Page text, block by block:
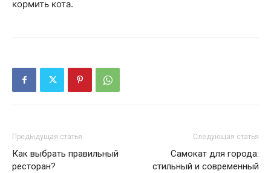
кормить кота.
Предыдущая статья
Как выбрать правильный
ресторан?
Следующая статья
Самокат для города:
стильный и современный